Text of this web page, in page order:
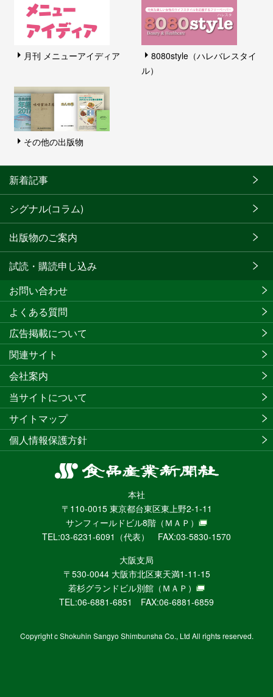
月刊 メニューアイディア
8080style（ハレバレスタイ
ル）
その他の出版物
新着記事
シグナル(コラム)
出版物のご案内
試読・購読申し込み
食
産
業
新
聞
社
ニ
ュ
ー
WEB
本社
〒110-0015 東京都台東区東上野2-1-11
サンフィールドビル8階 （ＭＡＰ）
TEL:03-6231-6091（代表） FAX:03-5830-1570
大阪支局
〒530-0044 大阪市北区東天満1-11-15
若杉グランドビル別館 （ＭＡＰ）
TEL:06-6881-6851 FAX:06-6881-6859
お問い合わせ
よくある質問
広告掲載について
関連サイト
会社案内
当サイトについて
サイトマップ
個人情報保護方針
Copyright c Shokuhin Sangyo Shimbunsha Co., Ltd All rights reserved.